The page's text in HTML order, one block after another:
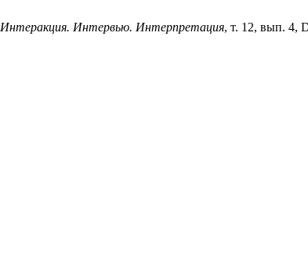
Интеракция. Интервью. Интерпретация, т. 12, вып. 4,